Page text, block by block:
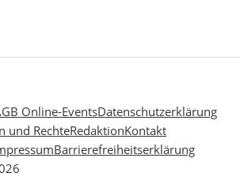
Online-EventsDatenschutzerklärung
und RechteRedaktionKontakt
Barrierefreiheitserklärung